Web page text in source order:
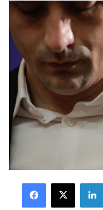
Facebook
X